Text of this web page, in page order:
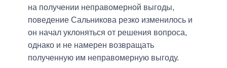
на получении неправомерной выгоды,
поведение Сальникова резко изменилось и
он начал уклоняться от решения вопроса,
однако и не намерен возвращать
полученную им неправомерную выгоду.